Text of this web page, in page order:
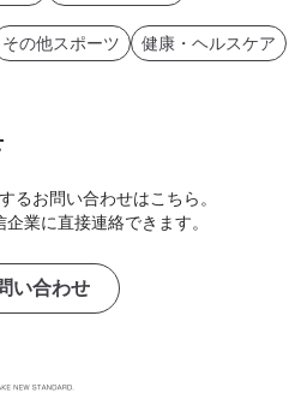
その他スポーツ 健康・ヘルスケア
るお問い合わせはこちら。
業に直接連絡できます。
い合わせ